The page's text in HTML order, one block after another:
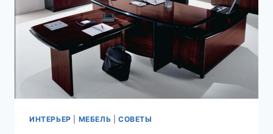
ИНТЕРЬЕР МЕБЕЛЬ СОВЕТЫ